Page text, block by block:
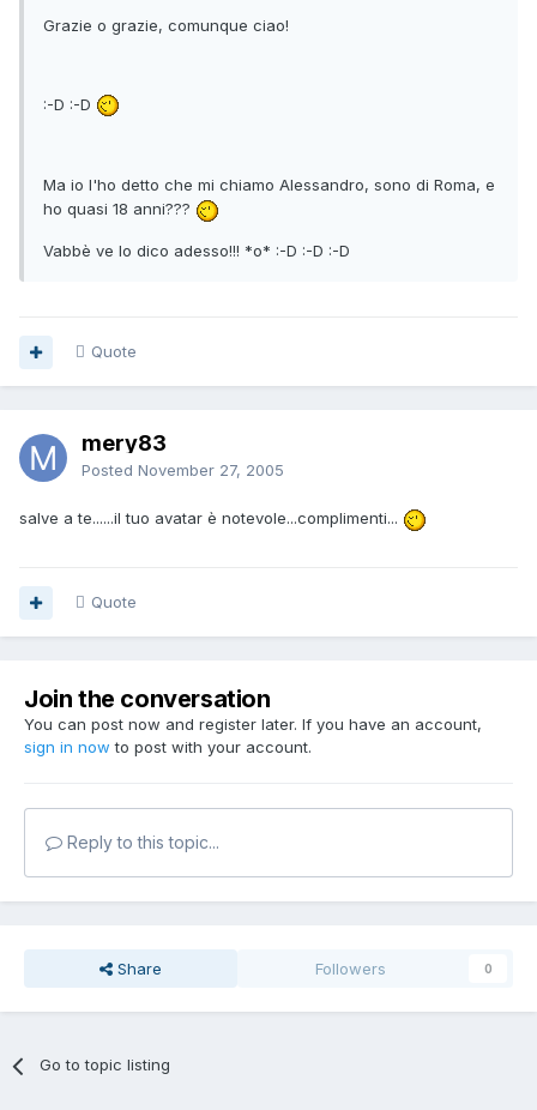
Grazie o grazie, comunque ciao!
:-D :-D
Ma io l'ho detto che mi chiamo Alessandro, sono di Roma, e
ho quasi 18 anni???
Vabbè ve lo dico adesso!!! *o* :-D :-D :-D
Quote
mery83
Posted November 27, 2005
salve a te......il tuo avatar è notevole...complimenti...
Quote
Join the conversation
You can post now and register later. If you have an account,
sign in now to post with your account.
Reply to this topic...
Share Followers 0
Go to topic listing